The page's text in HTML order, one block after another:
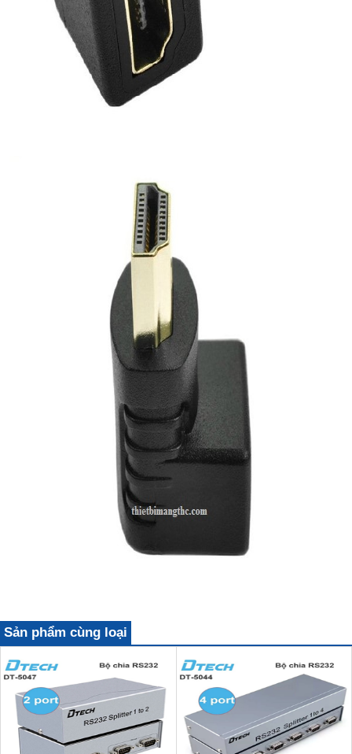
Sản phẩm cùng loại